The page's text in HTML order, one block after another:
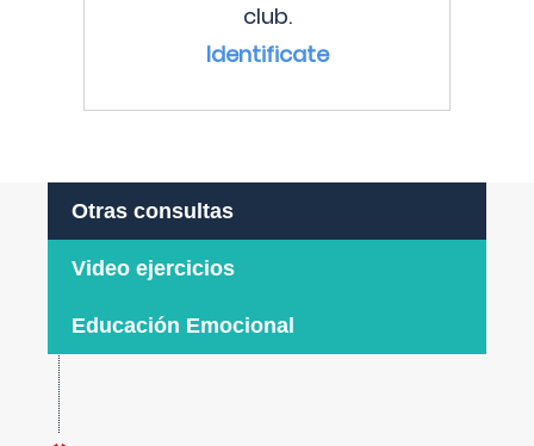
club.
Identificate
Otras consultas
Video ejercicios
Educación Emocional